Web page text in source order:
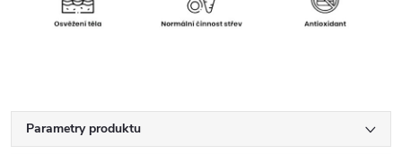
Parametry produktu